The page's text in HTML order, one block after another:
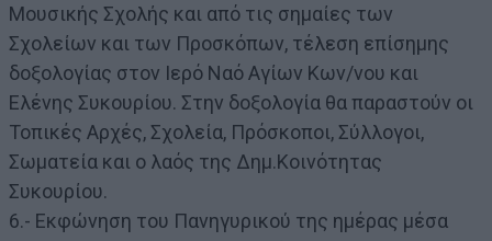
Μουσικής Σχολής και από τις σημαίες των
Σχολείων και των Προσκόπων, τέλεση επίσημης
δοξολογίας στον Iερό Ναό Αγίων Κων/νου και
Ελένης Συκουρίου. Στην δοξολογία θα παραστούν οι
Τοπικές Αρχές, Σχολεία, Πρόσκοποι, Σύλλογοι,
Σωματεία και ο λαός της Δημ.Κοινότητας
Συκουρίου.
6.- Εκφώνηση του Πανηγυρικού της ημέρας μέσα